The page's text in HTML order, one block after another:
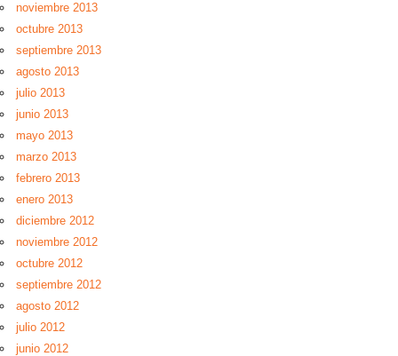
noviembre 2013
octubre 2013
septiembre 2013
agosto 2013
julio 2013
junio 2013
mayo 2013
marzo 2013
febrero 2013
enero 2013
diciembre 2012
noviembre 2012
octubre 2012
septiembre 2012
agosto 2012
julio 2012
junio 2012